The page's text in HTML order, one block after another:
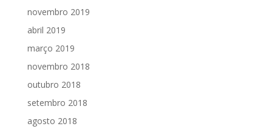
novembro 2019
abril 2019
março 2019
novembro 2018
outubro 2018
setembro 2018
agosto 2018